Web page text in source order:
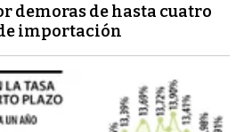
demoras de hasta cuatro
importación